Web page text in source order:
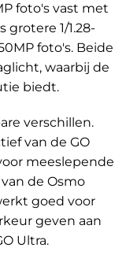
foto's vast met
grotere 1/1.28-
foto's. Beide
waarbij de
biedt.
verschillen.
van de GO
meeslepende
de Osmo
goed voor
geven aan
Ultra.